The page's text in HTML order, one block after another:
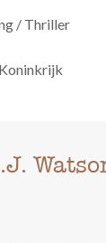
/ Thriller